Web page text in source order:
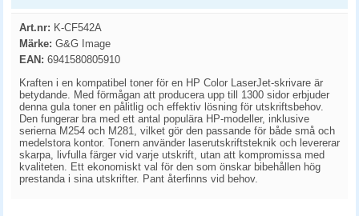
Art.nr: K-CF542A
Märke: G&G Image
EAN: 6941580805910
Kraften i en kompatibel toner för en HP Color LaserJet-skrivare är
betydande. Med förmågan att producera upp till 1300 sidor erbjuder
denna gula toner en pålitlig och effektiv lösning för utskriftsbehov.
Den fungerar bra med ett antal populära HP-modeller, inklusive
serierna M254 och M281, vilket gör den passande för både små och
medelstora kontor. Tonern använder laserutskriftsteknik och levererar
skarpa, livfulla färger vid varje utskrift, utan att kompromissa med
kvaliteten. Ett ekonomiskt val för den som önskar bibehållen hög
prestanda i sina utskrifter. Pant återfinns vid behov.